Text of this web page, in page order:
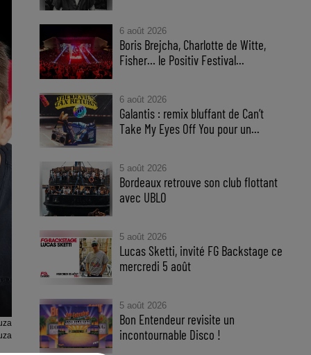
6 août 2026
Boris Brejcha, Charlotte de Witte,
Fisher… le Positiv Festival...
6 août 2026
Galantis : remix bluffant de Can’t
Take My Eyes Off You pour un...
5 août 2026
Bordeaux retrouve son club flottant
avec UBLO
5 août 2026
Lucas Sketti, invité FG Backstage ce
mercredi 5 août
5 août 2026
Bon Entendeur revisite un
incontournable Disco !